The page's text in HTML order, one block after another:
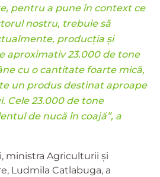
pentru a pune în context ce
nostru, trebuie să
producția și
aproximativ 23.000 de tone
cu o cantitate foarte mică,
un produs destinat aproape
Cele 23.000 de tone
de nucă în coajă”, a
ministra Agriculturii și
Ludmila Catlabuga, a